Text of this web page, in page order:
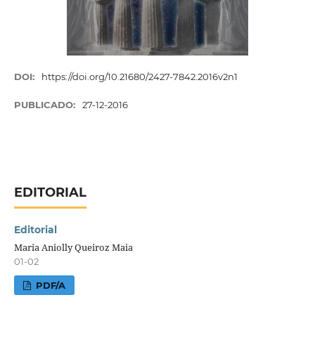
DOI: https://doi.org/10.21680/2427-7842.2016v2n1
PUBLICADO: 27-12-2016
EDITORIAL
Editorial
Maria Aniolly Queiroz Maia
01-02
PDF/A